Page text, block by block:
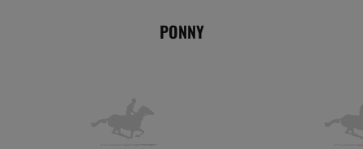
PONNY